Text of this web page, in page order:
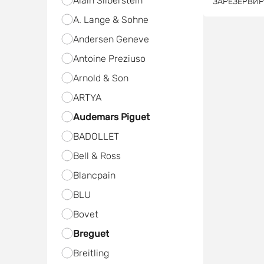
A. Lange & Sohne
Andersen Geneve
Antoine Preziuso
Arnold & Son
ARTYA
Audemars Piguet
BADOLLET
Bell & Ross
Blancpain
BLU
Bovet
Breguet
Breitling